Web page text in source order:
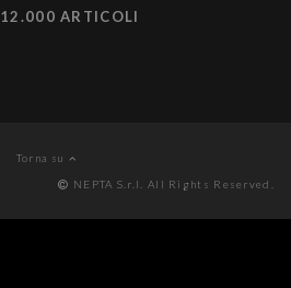
12.000 ARTICOLI
Torna su
NEPTA S.r.l. All Rights Reserved.